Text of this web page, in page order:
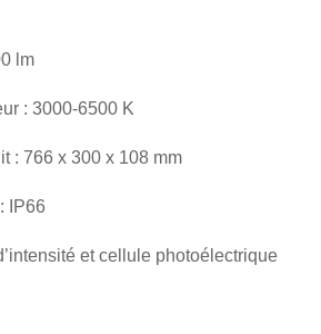
lm
: 3000-6500 K
: 766 x 300 x 108 mm
IP66
et cellule photoélectrique